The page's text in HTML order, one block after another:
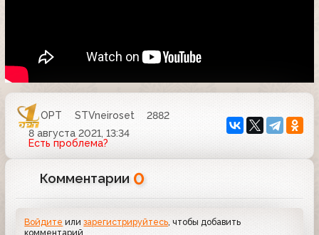
ОРТ STVneiroset
2882
8 августа 2021, 13:34
Есть проблема?
Комментарии 0
Войдите илизарегистрируйтесь , чтобы добавить
комментарий